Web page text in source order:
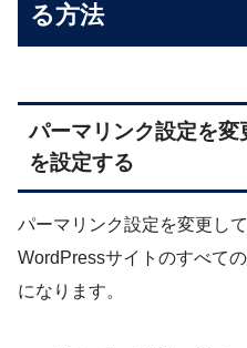
る方法
パーマリンク設定を
を設定する
パーマリンク設定を変更し
WordPressサイトのすべて
になります。